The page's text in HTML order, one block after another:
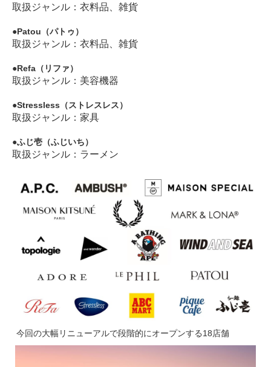
取扱ジャンル：衣料品、雑貨
Patou（パトゥ）
取扱ジャンル：衣料品、雑貨
Refa（リファ）
取扱ジャンル：美容機器
Stressless（ストレスレス）
取扱ジャンル：家具
ふじ壱（ふじいち）
取扱ジャンル：ラーメン
今回の大幅リニューアルで段階的にオープンする18店舗